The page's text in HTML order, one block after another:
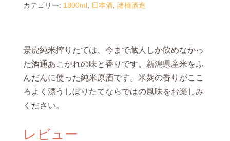
カテゴリー: 1800ml, 日本酒, 諸橋酒造
景虎純米搾りたては、今まで蔵人しか飲めなかっ
た酒通あこがれの味と香りです。新潟県産米をふ
んだんに使った純米原酒です。米麹の香りがここ
ろよく漂うしぼりたてならではの風味をお楽しみ
ください。
レビュー